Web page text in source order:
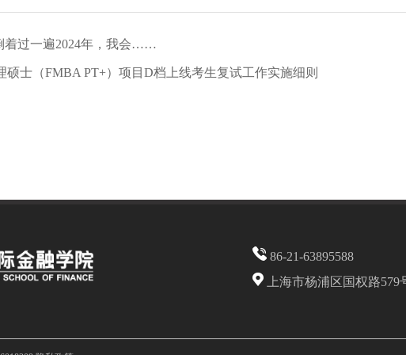
着过一遍2024年，我会……
士（FMBA PT+）项目D档上线考生复试工作实施细则
86-21-63895588
上海市杨浦区国权路579